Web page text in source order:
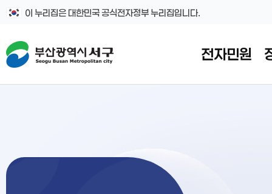
본문 바로가기
메인메뉴 바로가기
이 누리집은 대한민국 공식전자정부 누리집입니다.
전자민원